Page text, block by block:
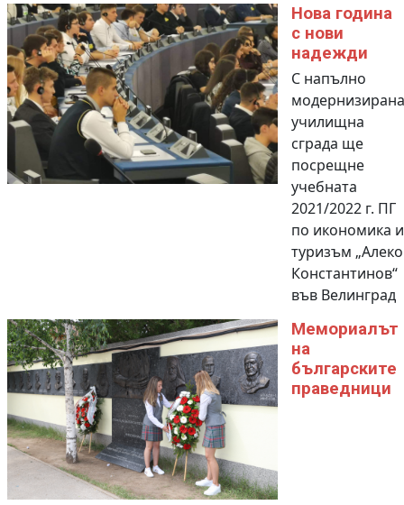
Нова година
с нови
надежди
С напълно
модернизирана
училищна
сграда ще
посрещне
учебната
2021/2022 г. ПГ
по икономика и
туризъм „Алеко
Константинов“
във Велинград
Мемориалът
на
българските
праведници